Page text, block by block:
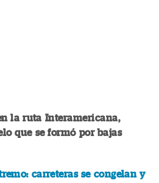
la ruta Interamericana,
que se formó por bajas
carreteras se congelan y